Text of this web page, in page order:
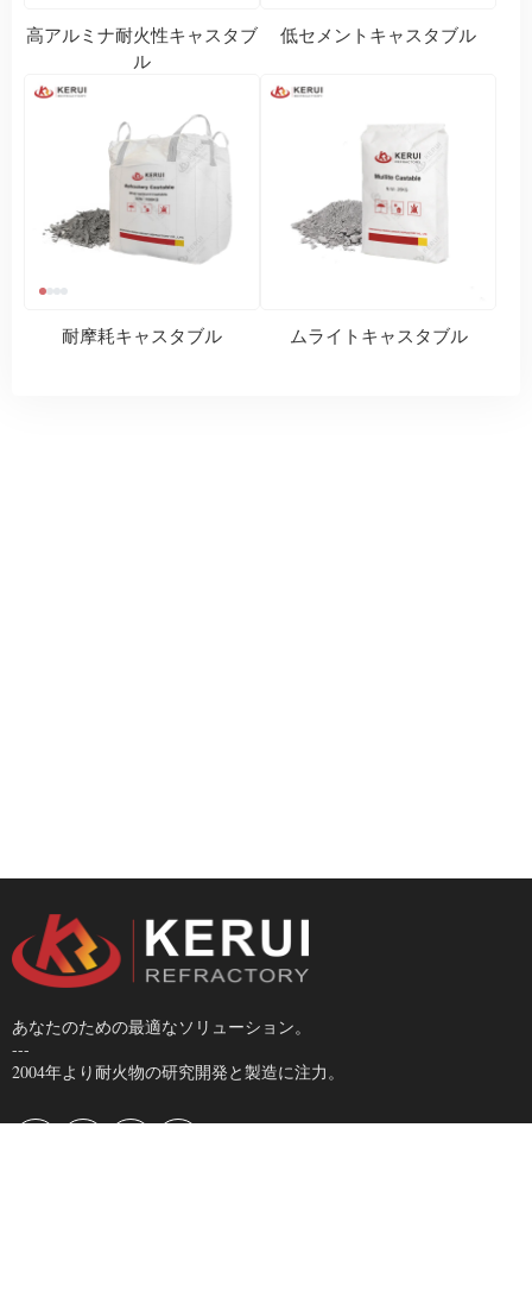
高アルミナ耐火性キャスタブ
ル
低セメントキャスタブル
耐摩耗キャスタブル ムライトキャスタブル
あなたのための最適なソリューション。
---
2004年より耐火物の研究開発と製造に注力。